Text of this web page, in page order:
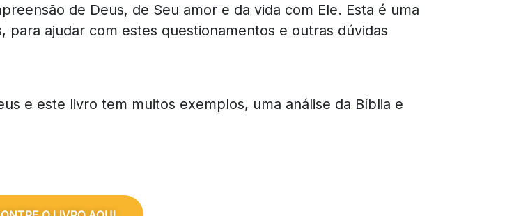
de Deus, de Seu amor e da vida com Ele. Esta é uma
ajudar com estes questionamentos e outras dúvidas
e este livro tem muitos exemplos, uma análise da Bíblia e